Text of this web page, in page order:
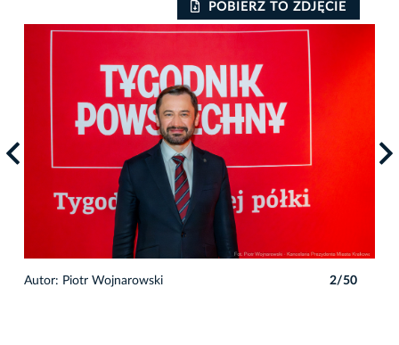
POBIERZ TO ZDJĘCIE
Autor: Piotr Wojnarowski 2/50